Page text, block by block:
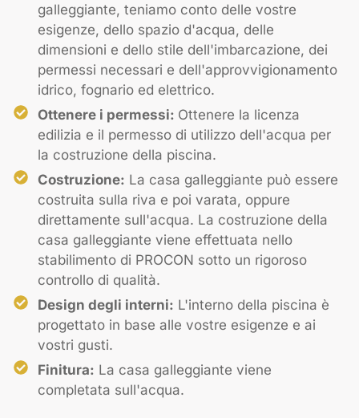
galleggiante, teniamo conto delle vostre
esigenze, dello spazio d'acqua, delle
dimensioni e dello stile dell'imbarcazione, dei
permessi necessari e dell'approvvigionamento
idrico, fognario ed elettrico.
Ottenere i permessi: Ottenere la licenza
edilizia e il permesso di utilizzo dell'acqua per
la costruzione della piscina.
Costruzione: La casa galleggiante può essere
costruita sulla riva e poi varata, oppure
direttamente sull'acqua. La costruzione della
casa galleggiante viene effettuata nello
stabilimento di PROCON sotto un rigoroso
controllo di qualità.
Design degli interni: L'interno della piscina è
progettato in base alle vostre esigenze e ai
vostri gusti.
Finitura: La casa galleggiante viene
completata sull'acqua.